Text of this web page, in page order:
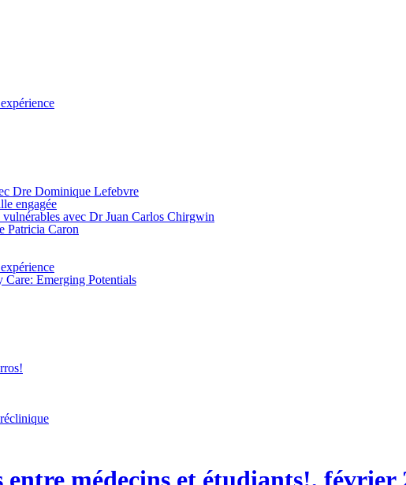
Dre Dominique Lefebvre
engagée
avec Dr Juan Carlos Chirgwin
Patricia Caron
Care: Emerging Potentials